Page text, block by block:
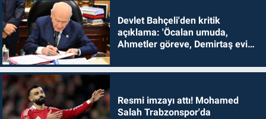
Devlet Bahçeli'den kritik
açıklama: 'Öcalan umuda,
Ahmetler göreve, Demirtaş evine
Resmi imzayı attı! Mohamed
Salah Trabzonspor'da